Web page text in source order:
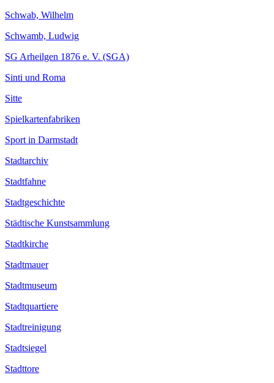
Schwab, Wilhelm
Schwamb, Ludwig
SG Arheilgen 1876 e. V. (SGA)
Sinti und Roma
Sitte
Spielkartenfabriken
Sport in Darmstadt
Stadtarchiv
Stadtfahne
Stadtgeschichte
Städtische Kunstsammlung
Stadtkirche
Stadtmauer
Stadtmuseum
Stadtquartiere
Stadtreinigung
Stadtsiegel
Stadttore